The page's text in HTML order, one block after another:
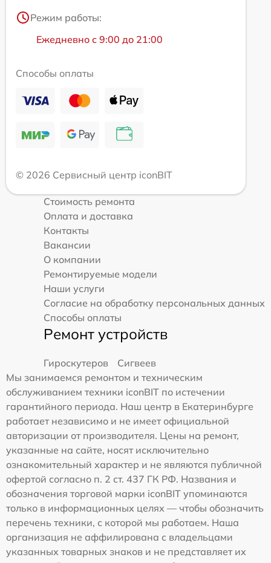
Режим работы:
Ежедневно с 9:00 до 21:00
Способы оплаты
© 2026 Сервисный центр iconBIT
Стоимость ремонта
Оплата и доставка
Контакты
Вакансии
О компании
Ремонтируемые модели
Наши услуги
Согласие на обработку персональных данных
Способы оплаты
Ремонт устройств
Гироскутеров
Сигвеев
Мы занимаемся ремонтом и техническим
обслуживанием техники iconBIT по истечении
гарантийного периода. Наш центр в Екатеринбурге
работает независимо и не имеет официальной
авторизации от производителя. Цены на ремонт,
указанные на сайте, носят исключительно
ознакомительный характер и не являются публичной
офертой согласно п. 2 ст. 437 ГК РФ. Названия и
обозначения торговой марки iconBIT упоминаются
только в информационных целях — чтобы обозначить
перечень техники, с которой мы работаем. Наша
организация не аффилирована с владельцами
указанных товарных знаков и не представляет их